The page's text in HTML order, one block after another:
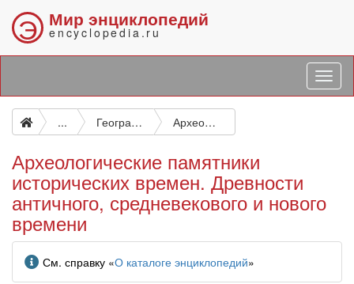
Э Мир энциклопедий
encyclopedia.ru
... География. Биографии. История Археологические памятники исторических времен. Древности античного, средневекового и нового времени
Археологические памятники
исторических времен. Древности
античного, средневекового и нового
времени
Информация
См. справку «О каталоге энциклопедий»